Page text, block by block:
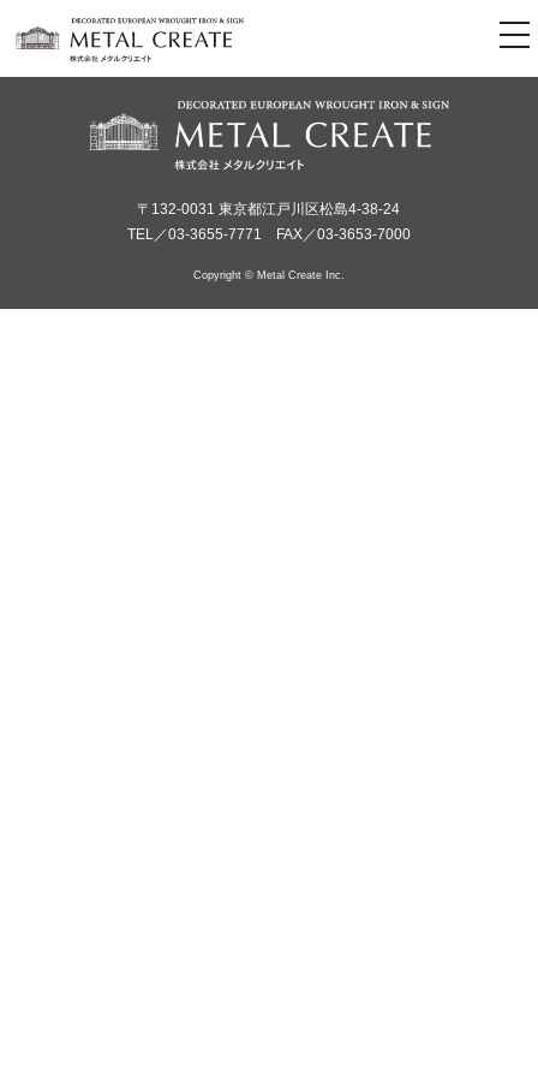
〒132-0031 東京都江戸川区松島4-38-24
TEL／03-3655-7771 FAX／03-3653-7000
Copyright © Metal Create Inc.